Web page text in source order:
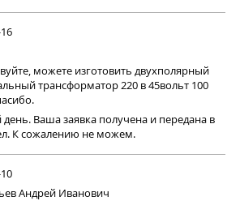
можете изготовить двухполярный
трансформатор 220 в 45вольт 100
Ваша заявка получена и передана в
К сожалению не можем.
Андрей Иванович